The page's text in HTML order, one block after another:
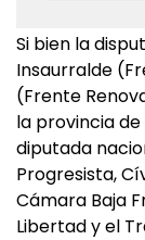
Si bien la
Insaurralde
(Frente
la provincia
diputada
Progresista,
Cámara Baja
Libertad y el